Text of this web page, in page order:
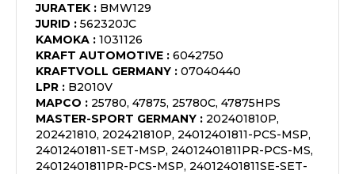
JURATEK : BMW129
JURID : 562320JC
KAMOKA : 1031126
KRAFT AUTOMOTIVE : 6042750
KRAFTVOLL GERMANY : 07040440
LPR : B2010V
MAPCO : 25780, 47875, 25780C, 47875HPS
MASTER-SPORT GERMANY : 202401810P,
202421810, 202421810P, 24012401811-PCS-MSP,
24012401811-SET-MSP, 24012401811PR-PCS-MS,
24012401811PR-PCS-MSP, 24012401811SE-SET-